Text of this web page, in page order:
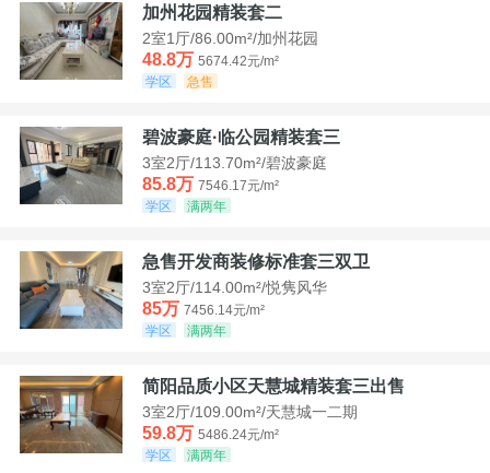
加州花园精装套二
2室1厅/86.00m²/加州花园
48.8万 5674.42元/m²
学区
急售
碧波豪庭·临公园精装套三
3室2厅/113.70m²/碧波豪庭
85.8万 7546.17元/m²
学区
满两年
急售开发商装修标准套三双卫
3室2厅/114.00m²/悦隽风华
85万 7456.14元/m²
学区
满两年
简阳品质小区天慧城精装套三出售
3室2厅/109.00m²/天慧城一二期
59.8万 5486.24元/m²
学区
满两年